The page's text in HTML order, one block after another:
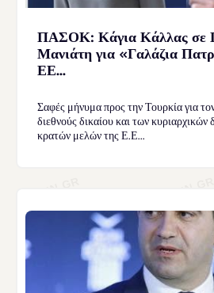
ΠΑΣΟΚ: Κάγια Κάλλας σε
Μανιάτη για «Γαλάζια
ΕΕ...
Σαφές μήνυμα προς την Τουρκία για
διεθνούς δικαίου και των
κρατών μελών της Ε.Ε...